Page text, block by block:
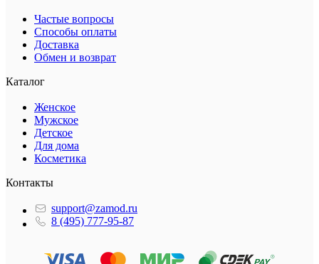
Частые вопросы
Способы оплаты
Доставка
Обмен и возврат
Каталог
Женское
Мужское
Детское
Для дома
Косметика
Контакты
support@zamod.ru
8 (495) 777-95-87